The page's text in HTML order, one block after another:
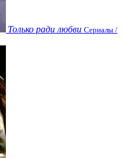
Только ради любви Сериалы /